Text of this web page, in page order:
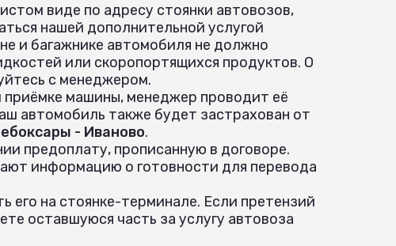
виде по адресу стоянки автовозов,
нашей дополнительной услугой
и багажнике автомобиля не должно
или скоропортящихся продуктов. О
с менеджером.
приёмке машины, менеджер проводит её
автомобиль также будет застрахован от
- Иваново.
предоплату, прописанную в договоре.
информацию о готовности для перевода
его на стоянке-терминале. Если претензий
оставшуюся часть за услугу автовоза